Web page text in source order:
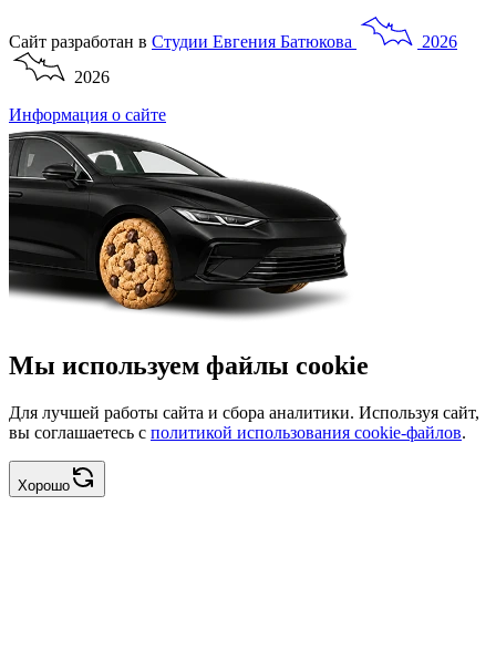
Сайт разработан в Студии Евгения Батюкова
2026
2026
Информация о сайте
Мы используем файлы cookie
Для лучшей работы сайта и сбора аналитики. Используя сайт,
вы соглашаетесь с политикой использования cookie-файлов.
Хорошо